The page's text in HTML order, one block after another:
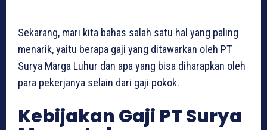
Sekarang, mari kita bahas salah satu hal yang paling
menarik, yaitu berapa gaji yang ditawarkan oleh PT
Surya Marga Luhur dan apa yang bisa diharapkan oleh
para pekerjanya selain dari gaji pokok.
Kebijakan Gaji PT Surya